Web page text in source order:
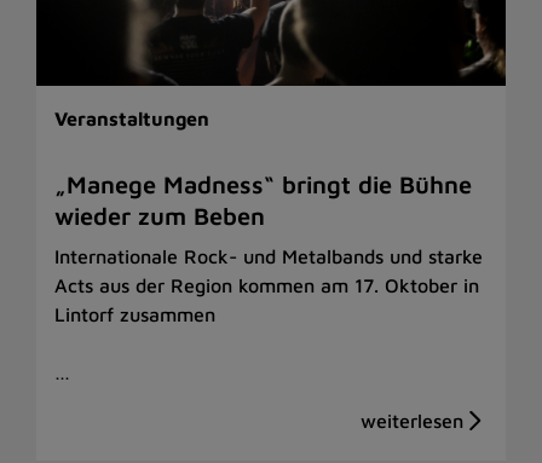
Veranstaltungen
„Manege Madness“ bringt die Bühne
wieder zum Beben
Internationale Rock- und Metalbands und starke
Acts aus der Region kommen am 17. Oktober in
Lintorf zusammen
…